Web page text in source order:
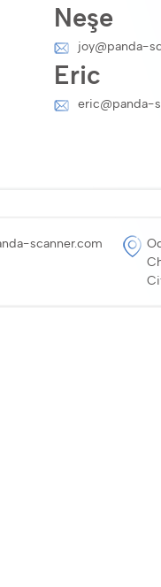
Neşe
joy@panda-
Eric
eric@panda-
scanner.com